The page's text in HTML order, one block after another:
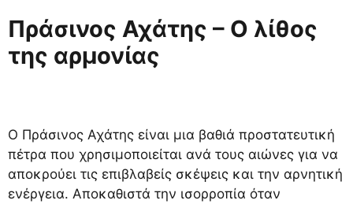
Πράσινος Αχάτης – Ο λίθος
της αρμονίας
Ο Πράσινος Αχάτης είναι μια βαθιά προστατευτική
πέτρα που χρησιμοποιείται ανά τους αιώνες για να
αποκρούει τις επιβλαβείς σκέψεις και την αρνητική
ενέργεια. Αποκαθιστά την ισορροπία όταν